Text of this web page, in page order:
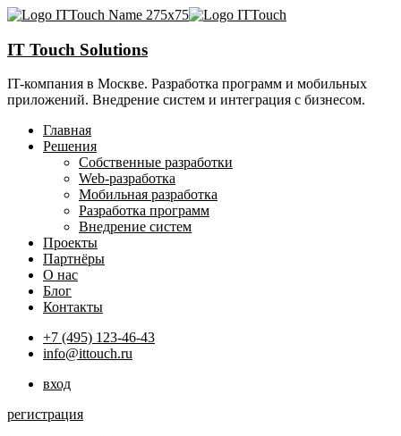
IT Touch Solutions
IT-компания в Москве. Разработка программ и мобильных
приложений. Внедрение систем и интеграция с бизнесом.
Главная
Решения
Собственные разработки
Web-разработка
Мобильная разработка
Разработка программ
Внедрение систем
Проекты
Партнёры
О нас
Блог
Контакты
+7 (495) 123-46-43
info@ittouch.ru
вход
регистрация